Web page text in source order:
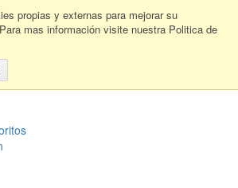
propias y externas para mejorar su
mas información visite nuestra Politica de